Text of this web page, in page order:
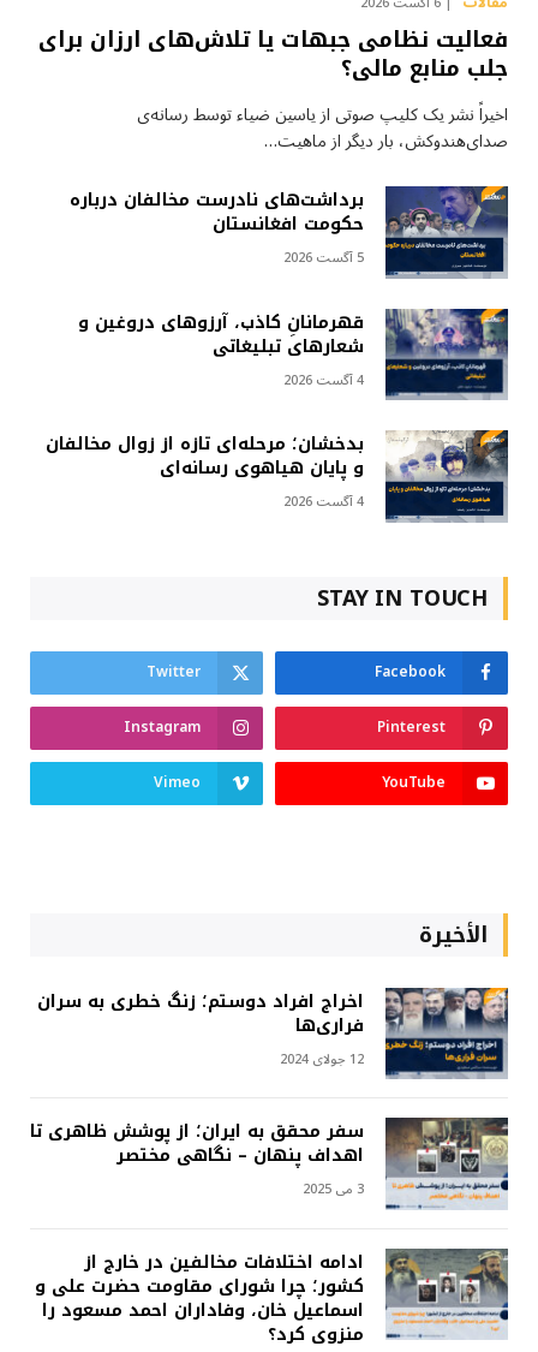
فعالیت نظامی جبهات یا تلاش‌های ارزان برای
جلب منابع مالی؟
اخیراً نشر یک کلیپ صوتی از یاسین ضیاء توسط رسانه‌ی
صدای‌هندوکش، بار دیگر از ماهیت…
برداشت‌های نادرست مخالفان درباره
حکومت افغانستان
5 آگست 2026
قهرمانانِ کاذب، آرزوهای دروغین و
شعارهای تبلیغاتی
4 آگست 2026
بدخشان؛ مرحله‌ای تازه از زوال مخالفان
و پایان هیاهوی رسانه‌ای
4 آگست 2026
STAY IN TOUCH
Facebook
Twitter
Pinterest
Instagram
YouTube
Vimeo
الأخيرة
اخراج افراد دوستم؛ زنگ خطری به سران
فراری‌ها
12 جولای 2024
سفر محقق به ایران؛ از پوشش ظاهری تا
اهداف پنهان – نگاهی مختصر
3 می 2025
ادامه اختلافات مخالفین در خارج از
کشور؛ چرا شورای مقاومت حضرت علی و
اسماعیل خان، وفاداران احمد مسعود را
منزوی کرد؟